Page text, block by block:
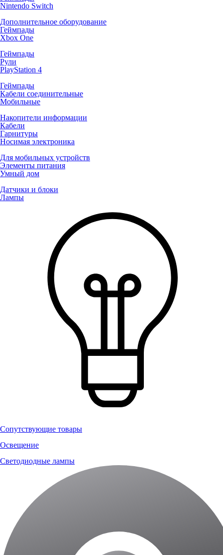
Nintendo Switch
Дополнительное оборудование
Геймпады
Xbox One
Геймпады
Рули
PlayStation 4
Геймпады
Кабели соединительные
Мобильные
Накопители информации
Кабели
Гарнитуры
Носимая электроника
Для мобильных устройств
Элементы питания
Умный дом
Датчики и блоки
Лампы
Сопутствующие товары
Освещение
Светодиодные лампы